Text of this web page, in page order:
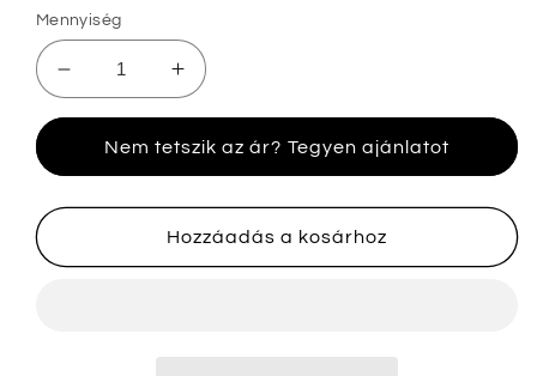
Mennyiség
Ford
Minerale
mennyiségének
csökkentése
Tom
Ford
Minerale
mennyiségének
növelése
Nem tetszik az ár? Tegyen ajánlatot
Hozzáadás a kosárhoz